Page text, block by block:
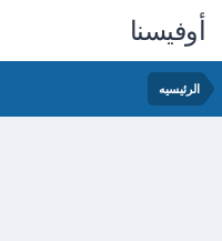
أوفيسنا
الرئيسيه